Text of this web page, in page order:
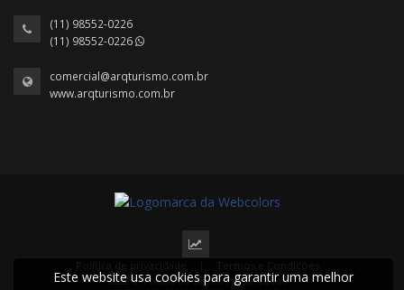
(11) 98552-0226
(11) 98552-0226
comercial@arqturismo.com.br
www.arqturismo.com.br
2022 © Todos os direitos reservados.
Este website usa cookies para garantir uma melhor